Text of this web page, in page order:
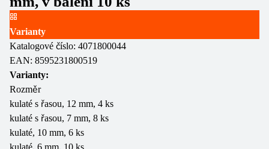
Varianty
Katalogové číslo: 4071800044
EAN: 8595231800519
Varianty:
Rozměr
kulaté s řasou, 12 mm, 4 ks
kulaté s řasou, 7 mm, 8 ks
kulaté, 10 mm, 6 ks
kulaté, 6 mm, 10 ks